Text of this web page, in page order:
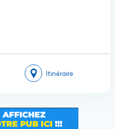
Itinéraire